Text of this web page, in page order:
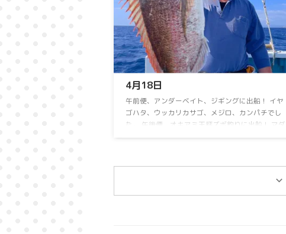
盆期間も連日営業！ 8月15日のイカメタル便のみ
休船いたします。
4月18日
⁡午前便、アンダーベイト、ジギングに出船！⁡ ⁡イヤ
ゴハタ、ウッカリカサゴ、メジロ、カンパチ⁡でし
た。⁡ ⁡午後便、オキアミ天秤ズボ釣りに出船！⁡ ⁡⁡マダ
シャンサポートサービス出船メニュー！＃ 乗り合
い、チャーター どちらも可能です。 【アンダーベ